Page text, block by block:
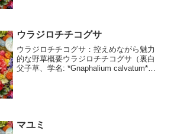
ウラジロチチコグサ
ウラジロチチコグサ：控えめながら魅力
的な野草概要ウラジロチチコグサ（裏白
父子草、学名: *Gnaphalium calvatum*）
マユミ